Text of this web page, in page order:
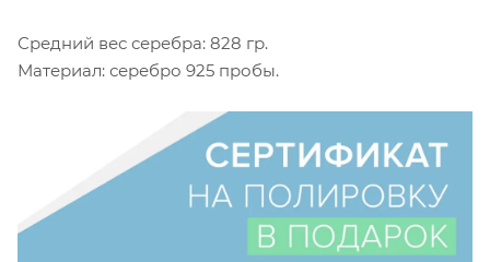
Средний вес серебра: 828 гр.
Материал: серебро 925 пробы.